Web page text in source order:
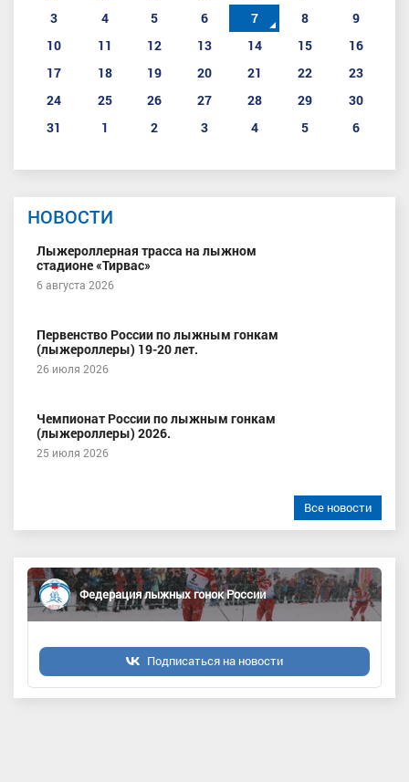
3
4 5 6 7 8
9
10
11 12 13 14 15
16
17
18 19 20 21 22
23
24
25 26 27 28 29
30
31
1 2 3 4 5 6
НОВОСТИ
Лыжероллерная трасса на лыжном
стадионе «Тирвас»
6 августа 2026
Первенство России по лыжным гонкам
(лыжероллеры) 19-20 лет.
26 июля 2026
Чемпионат России по лыжным гонкам
(лыжероллеры) 2026.
25 июля 2026
Все новости
Федерация лыжных гонок России
Подписаться на новости